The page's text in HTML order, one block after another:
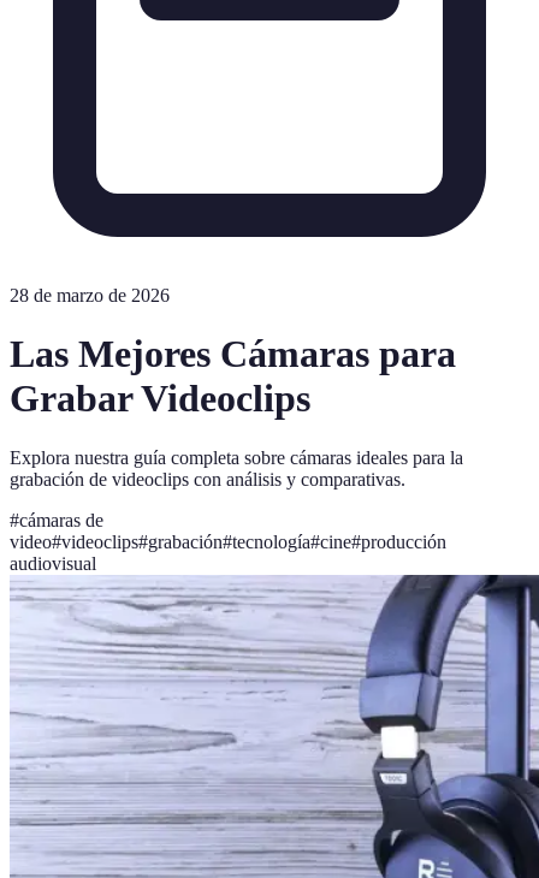
28 de marzo de 2026
Las Mejores Cámaras para
Grabar Videoclips
Explora nuestra guía completa sobre cámaras ideales para la
grabación de videoclips con análisis y comparativas.
#cámaras de
video#videoclips#grabación#tecnología#cine#producción
audiovisual